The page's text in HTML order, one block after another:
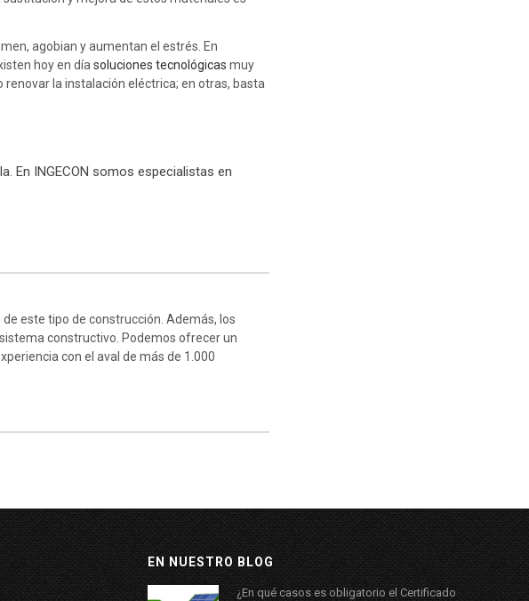
agobian y aumentan el estrés. En
hoy en díasoluciones tecnológicas muy
la instalación eléctrica; en otras, basta
En INGECON somos especialistas en
este tipo de construcción. Además, los
constructivo. Podemos ofrecer un
con el aval de más de 1.000
EN NUESTRO BLOG
¿En qué casos es obligatorio el Certificado